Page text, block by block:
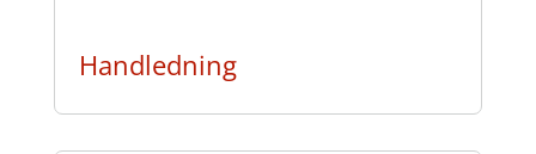
Handledning